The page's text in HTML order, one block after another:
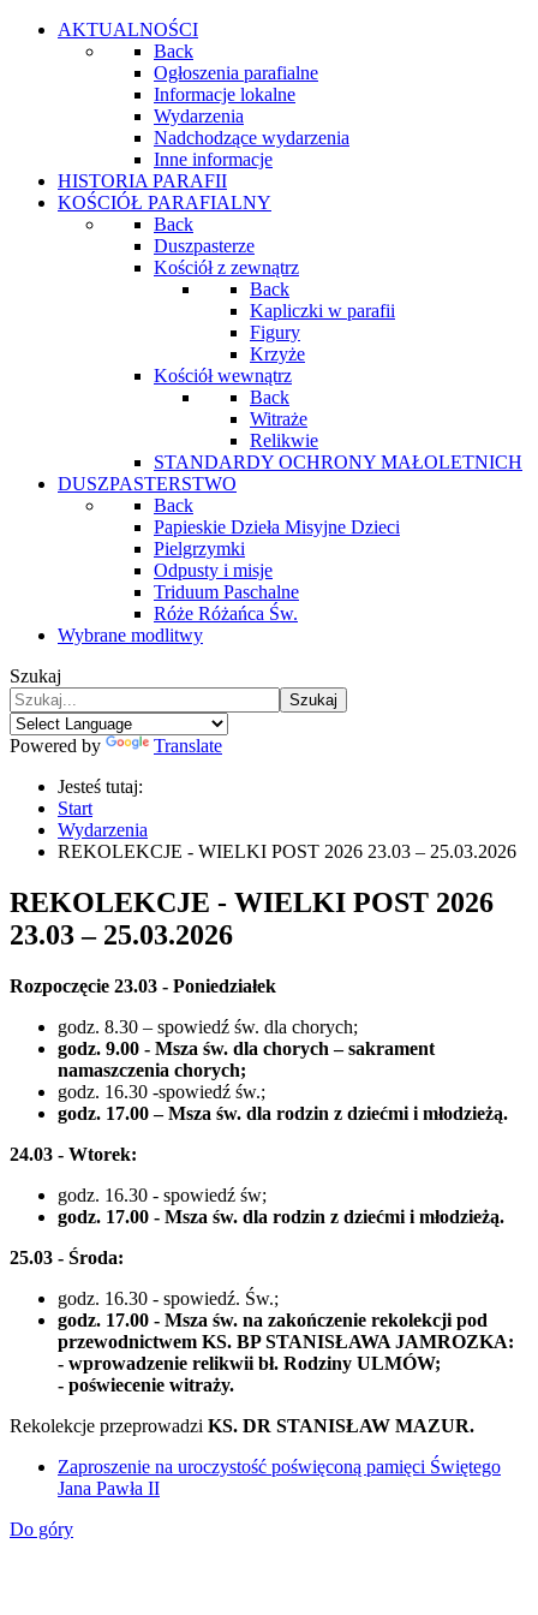
AKTUALNOŚCI
Back
Ogłoszenia parafialne
Informacje lokalne
Wydarzenia
Nadchodzące wydarzenia
Inne informacje
HISTORIA PARAFII
KOŚCIÓŁ PARAFIALNY
Back
Duszpasterze
Kościół z zewnątrz
Back
Kapliczki w parafii
Figury
Krzyże
Kościół wewnątrz
Back
Witraże
Relikwie
STANDARDY OCHRONY MAŁOLETNICH
DUSZPASTERSTWO
Back
Papieskie Dzieła Misyjne Dzieci
Pielgrzymki
Odpusty i misje
Triduum Paschalne
Róże Różańca Św.
Wybrane modlitwy
Szukaj
Szukaj
Powered by
Translate
Jesteś tutaj:
Start
Wydarzenia
REKOLEKCJE - WIELKI POST 2026 23.03 – 25.03.2026
REKOLEKCJE - WIELKI POST 2026
23.03 – 25.03.2026
Rozpoczęcie 23.03 - Poniedziałek
godz. 8.30 – spowiedź św. dla chorych;
godz. 9.00 - Msza św. dla chorych – sakrament
namaszczenia chorych;
godz. 16.30 -spowiedź św.;
godz. 17.00 – Msza św. dla rodzin z dziećmi i młodzieżą.
24.03 - Wtorek:
godz. 16.30 - spowiedź św;
godz. 17.00 - Msza św. dla rodzin z dziećmi i młodzieżą.
25.03 - Środa:
godz. 16.30 - spowiedź. Św.;
godz. 17.00 - Msza św. na zakończenie rekolekcji pod
przewodnictwem KS. BP STANISŁAWA JAMROZKA:
- wprowadzenie relikwii bł. Rodziny ULMÓW;
- poświecenie witraży.
Rekolekcje przeprowadzi KS. DR STANISŁAW MAZUR.
Zaproszenie na uroczystość poświęconą pamięci Świętego
Jana Pawła II
Do góry